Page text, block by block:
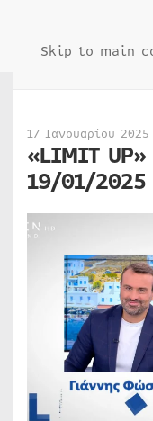
Skip to main
17 Ιανουαρίου
«LIMIT
19/01/